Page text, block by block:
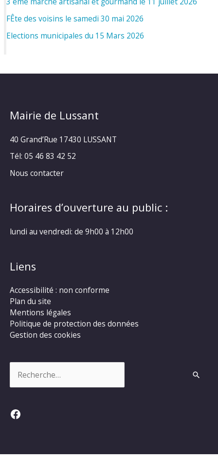
FÊte des voisins le samedi 30 mai 2026
Elections municipales du 15 Mars 2026
Mairie de Lussant
40 Grand’Rue 17430 LUSSANT
Tél: 05 46 83 42 52
Nous contacter
Horaires d’ouverture au public :
lundi au vendredi: de 9h00 à 12h00
Liens
Accessibilité : non conforme
Plan du site
Mentions légales
Politique de protection des données
Gestion des cookies
Facebook